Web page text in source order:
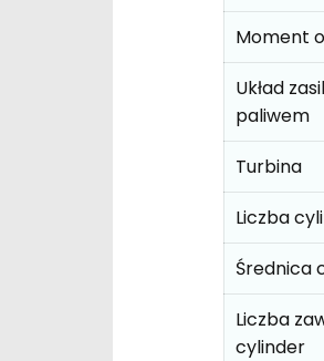
Moment
Układ
paliwem
Turbina
Liczba
Średnica
Liczba
cylinder